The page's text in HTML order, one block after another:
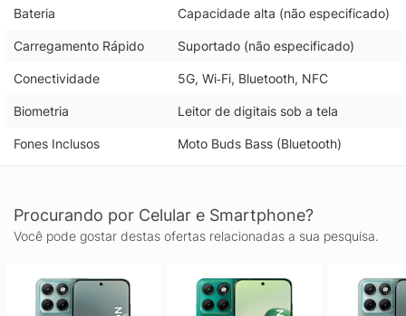
Bateria Capacidade alta (não especificado)
Carregamento Rápido Suportado (não especificado)
Conectividade 5G, Wi‑Fi, Bluetooth, NFC
Biometria Leitor de digitais sob a tela
Fones Inclusos Moto Buds Bass (Bluetooth)
Procurando por Celular e Smartphone?
Você pode gostar destas ofertas relacionadas a sua pesquisa.